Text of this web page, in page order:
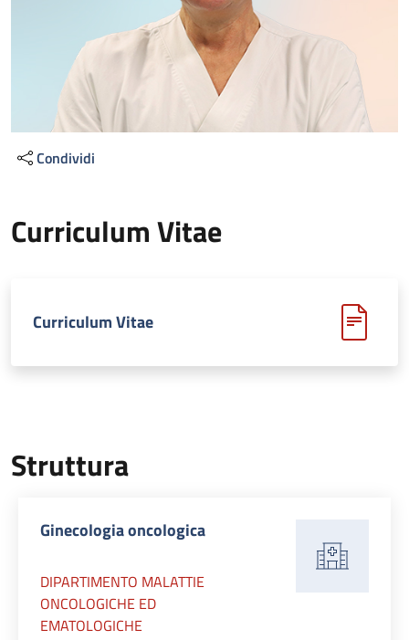
Condividi
Curriculum Vitae
Curriculum Vitae
Struttura
Ginecologia oncologica
DIPARTIMENTO MALATTIE
ONCOLOGICHE ED
EMATOLOGICHE